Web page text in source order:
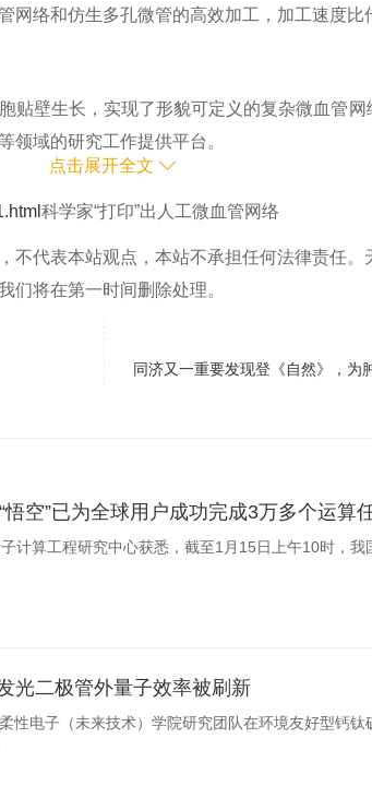
网络和仿生多孔微管的高效加工，加工速度
贴壁生长，实现了形貌可定义的复杂微血管网
领域的研究工作提供平台。
点击展开全文
科学家“打印”出人工微血管网络
不代表本站观点，本站不承担任何法律责任
们将在第一时间删除处理。
同济又一重要发现登《自然》，为
悟空”已为全球用户成功完成3万多个运算
计算工程研究中心获悉，截至1月15日上午10时，我
光二极管外量子效率被刷新
性电子（未来技术）学院研究团队在环境友好型钙钛